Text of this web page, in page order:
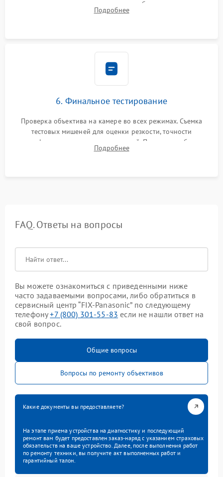
программным или механическим способом для устранения
бэк
Подробнее
6. Финальное тестирование
Проверка объектива на камере во всех режимах. Съемка
тестовых мишеней для оценки резкости, точности
автофокуса и отсутствия искажений. Проверка работы
диафрагмы на закрытых значениях и тестирование
Подробнее
FAQ. Ответы на вопросы
Вы можете ознакомиться с приведенными ниже
часто задаваемыми вопросами, либо обратиться в
сервисный центр “FIX-Panasonic” по следующему
телефону+7 (800) 301-55-83 если не нашли ответ на
свой вопрос.
Общие вопросы
Вопросы по ремонту объективов
Какие документы вы предоставляете?
На этапе приема устройства на диагностику и последующий
ремонт вам будет предоставлен заказ-наряд с указанием страховых
обязательств на ваше устройство. Далее, после выполнения работ
по ремонту техники, вы получите акт выполненных работ и
гарантийный талон.